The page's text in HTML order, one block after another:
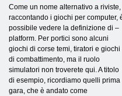
Come un nome alternativo a riviste,
raccontando i giochi per computer,
possibile vedere la definizione di –
platform. Per portici sono alcuni
giochi di corse temi, tiratori e giochi
di combattimento, ma il ruolo
simulatori non troverete qui. A titolo
di esempio, ricordiamo quelli prima
gara, che è andato come